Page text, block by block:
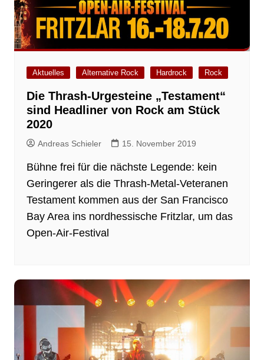
Aktuelles Alternative Rock Hardrock Rock
Die Thrash-Urgesteine „Testament“
sind Headliner von Rock am Stück
2020
Andreas Schieler 15. November 2019
Bühne frei für die nächste Legende: kein
Geringerer als die Thrash-Metal-Veteranen
Testament kommen aus der San Francisco
Bay Area ins nordhessische Fritzlar, um das
Open-Air-Festival